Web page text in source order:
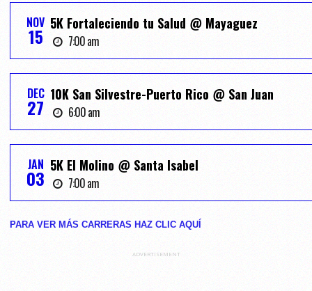
NOV
15
5K Fortaleciendo tu Salud @ Mayaguez
7:00 am
DEC
27
10K San Silvestre-Puerto Rico @ San Juan
6:00 am
JAN
03
5K El Molino @ Santa Isabel
7:00 am
PARA VER MÁS CARRERAS HAZ CLIC AQUĺ
ADVERTISEMENT